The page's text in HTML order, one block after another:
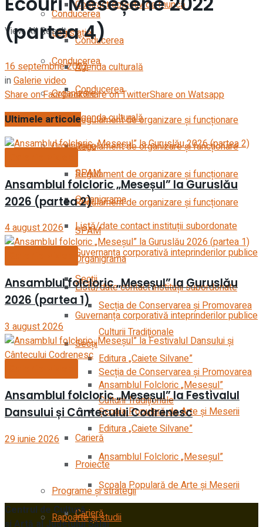
Conducerea
Conducerea
Agenda culturală
Organizare
Regulament de organizare și funcționare
Regulament de organizare și funcționare
SPAM
Organigrama
Listă/date contact instituții subordonate
Guvernanța corporativă inteprinderilor publice
Secții
Secția de Conservarea şi Promovarea
Culturii Tradiţionale
Editura „Caiete Silvane”
Ansamblul Folcloric „Meseşul”
Școala Populară de Arte și Meserii
Carieră
Proiecte
Programe și strategii
Rapoarte și studii
Contract colectiv de muncă
Legislație
Conducerea
Conducerea
Agenda culturală
Organizare
Regulament de organizare și funcționare
Regulament de organizare și funcționare
SPAM
Organigrama
Listă/date contact instituții subordonate
Guvernanța corporativă inteprinderilor publice
Secții
Secția de Conservarea şi Promovarea
Culturii Tradiţionale
Editura „Caiete Silvane”
Ansamblul Folcloric „Meseşul”
Școala Populară de Arte și Meserii
Carieră
View All Result
(partea 4)
16 septembrie 2022
inGalerie video
Share on FacebookShare on TwitterShare on Watsapp
Ultimele articole
Ansamblul folcloric „Meseșul” la Guruslău
2026 (partea 2)
4 august 2026
Ansamblul folcloric „Meseșul” la Guruslău
2026 (partea 1)
3 august 2026
Ansamblul folcloric „Meseșul” la Festivalul
Dansului și Cântecului Codrenesc
29 iunie 2026
Centrul de Cultură
şi Artă al Judeţului Sălaj